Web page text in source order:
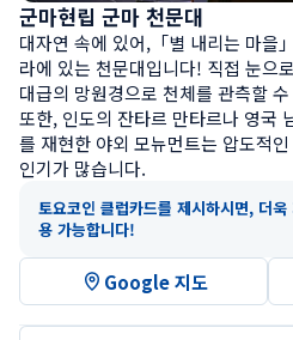
군마현립 군마 천문대
대자연 속에 있어,「별 내리는 마을
라에 있는 천문대입니다! 직접 눈으
대급의 망원경으로 천체를 관측할
또한, 인도의 잔타르 만타르나 영국
를 재현한 야외 모뉴먼트는 압도적
인기가 많습니다.
토요코인 클럽카드를 제시하시면, 더욱
용 가능합니다!
Google 지도